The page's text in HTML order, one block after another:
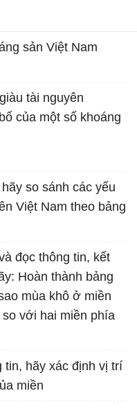
sản Việt Nam
tài nguyên
của một số khoáng
so sánh các yếu
Việt Nam theo bảng
đọc thông tin, kết
Hoàn thành bảng
mùa khô ở miền
với hai miền phía
tin, hãy xác định vị trí
miền